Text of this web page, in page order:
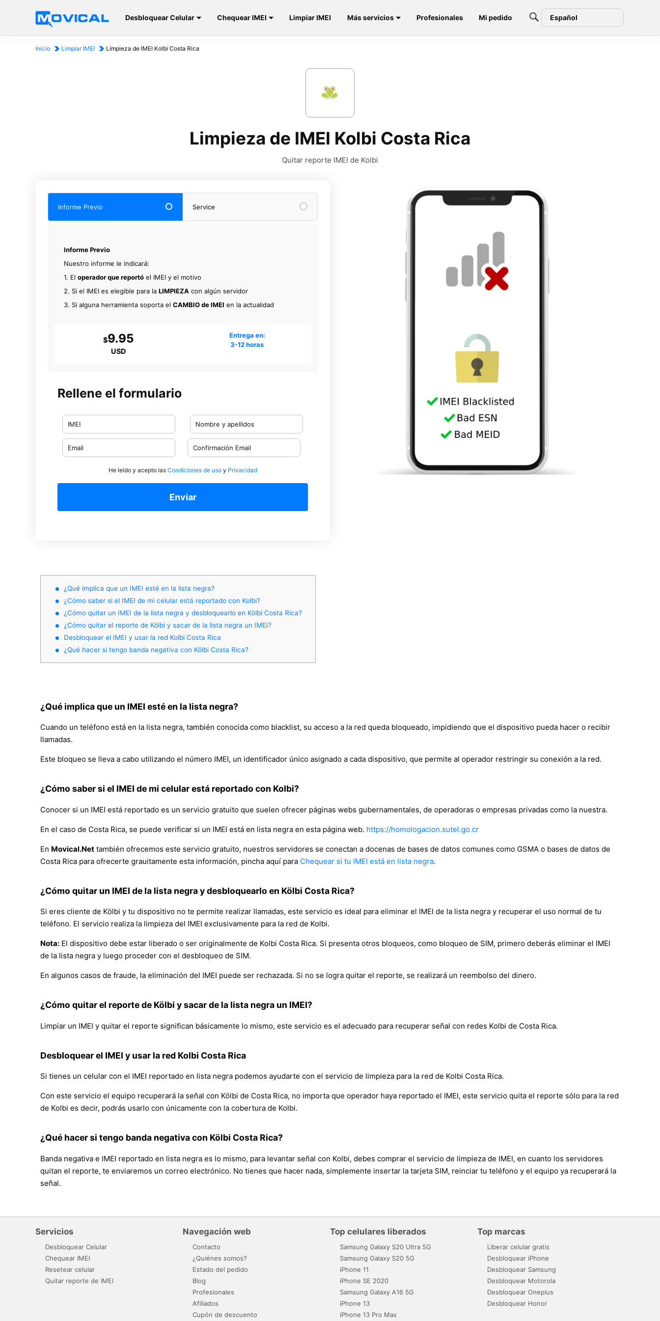
Desbloquear Celular Chequear IMEI Limpiar IMEI Más servicios Profesionales Mi pedido Español
Inicio Limpiar IMEI Limpieza de IMEI Kolbi Costa Rica
Limpieza de IMEI Kolbi Costa Rica
Quitar reporte IMEI de Kolbi
Informe Previo Service
$9.95
USD
Entrega en:
3-12 horas
Informe Previo
Nuestro informe le indicará:
1. El operador que reportó el IMEI y el motivo
2. Si el IMEI es elegible para la LIMPIEZA con algún servidor
3. Si alguna herramienta soporta el CAMBIO de IMEI en la actualidad
Rellene el formulario
He leído y acepto las Condiciones de usoy Privacidad
Enviar
¿Qué implica que un IMEI esté en la lista negra?
¿Cómo saber si el IMEI de mi celular está reportado con Kolbi?
¿Cómo quitar un IMEI de la lista negra y desbloquearlo en Kölbi Costa Rica?
¿Cómo quitar el reporte de Kölbi y sacar de la lista negra un IMEI?
Desbloquear el IMEI y usar la red Kolbi Costa Rica
¿Qué hacer si tengo banda negativa con Kölbi Costa Rica?
¿Qué implica que un IMEI esté en la lista negra?
Cuando un teléfono está en la lista negra, también conocida como blacklist, su acceso a la red queda bloqueado, impidiendo que el dispositivo pueda hacer o recibir
llamadas.
Este bloqueo se lleva a cabo utilizando el número IMEI, un identificador único asignado a cada dispositivo, que permite al operador restringir su conexión a la red.
¿Cómo saber si el IMEI de mi celular está reportado con Kolbi?
Conocer si un IMEI está reportado es un servicio gratuito que suelen ofrecer páginas webs gubernamentales, de operadoras o empresas privadas como la nuestra.
En el caso de Costa Rica, se puede verificar si un IMEI está en lista negra en esta página web. https://homologacion.sutel.go.cr
En Movical.Net también ofrecemos este servicio gratuito, nuestros servidores se conectan a docenas de bases de datos comunes como GSMA o bases de datos de
Costa Rica para ofrecerte grauitamente esta información, pincha aquí para Chequear si tu IMEI está en lista negra.
¿Cómo quitar un IMEI de la lista negra y desbloquearlo en Kölbi Costa Rica?
Si eres cliente de Kölbi y tu dispositivo no te permite realizar llamadas, este servicio es ideal para eliminar el IMEI de la lista negra y recuperar el uso normal de tu
teléfono. El servicio realiza la limpieza del IMEI exclusivamente para la red de Kolbi.
Nota: El dispositivo debe estar liberado o ser originalmente de Kolbi Costa Rica. Si presenta otros bloqueos, como bloqueo de SIM, primero deberás eliminar el IMEI
de la lista negra y luego proceder con el desbloqueo de SIM.
En algunos casos de fraude, la eliminación del IMEI puede ser rechazada. Si no se logra quitar el reporte, se realizará un reembolso del dinero.
¿Cómo quitar el reporte de Kölbi y sacar de la lista negra un IMEI?
Limpiar un IMEI y quitar el reporte significan básicamente lo mismo, este servicio es el adecuado para recuperar señal con redes Kolbi de Costa Rica.
Desbloquear el IMEI y usar la red Kolbi Costa Rica
Si tienes un celular con el IMEI reportado en lista negra podemos ayudarte con el servicio de limpieza para la red de Kolbi Costa Rica.
Con este servicio el equipo recuperará la señal con Kölbi de Costa Rica, no importa que operador haya reportado el IMEI, este servicio quita el reporte sólo para la red
de Kolbi es decir, podrás usarlo con únicamente con la cobertura de Kolbi.
¿Qué hacer si tengo banda negativa con Kölbi Costa Rica?
Banda negativa e IMEI reportado en lista negra es lo mismo, para levantar señal con Kolbi, debes comprar el servicio de limpieza de IMEI, en cuanto los servidores
quitan el reporte, te enviaremos un correo electrónico. No tienes que hacer nada, simplemente insertar la tarjeta SIM, reinciar tu teléfono y el equipo ya recuperará la
señal.
Servicios
Desbloquear Celular
Chequear IMEI
Resetear celular
Quitar reporte de IMEI
Navegación web
Contacto
¿Quiénes somos?
Estado del pedido
Blog
Profesionales
Afiliados
Cupón de descuento
Top celulares liberados
Samsung Galaxy S20 Ultra 5G
Samsung Galaxy S20 5G
iPhone 11
iPhone SE 2020
Samsung Galaxy A16 5G
iPhone 13
iPhone 13 Pro Max
Top marcas
Liberar celular gratis
Desbloquear iPhone
Desbloquear Samsung
Desbloquear Motorola
Desbloquear Oneplus
Desbloquear Honor